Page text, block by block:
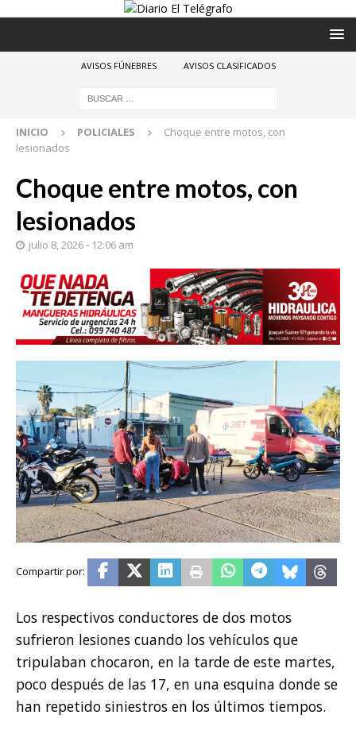
AVISOS FÚNEBRES AVISOS CLASIFICADOS
INICIO POLICIALES
Choque entre motos, con
lesionados
Choque entre motos, con
lesionados
julio 8, 2026 - 12:06 am
Los respectivos conductores de dos motos
sufrieron lesiones cuando los vehículos que
tripulaban chocaron, en la tarde de este martes,
poco después de las 17, en una esquina donde se
han repetido siniestros en los últimos tiempos.